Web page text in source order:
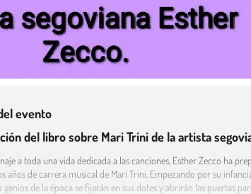
evento
del libro sobre Mari Trini de la artista
a toda una vida dedicada a las canciones, Esther Zecco ha
años de carrera musical de Mari Trini. Empezando por su
genios de la época se fijarán en sus dotes y abrirán las puertas